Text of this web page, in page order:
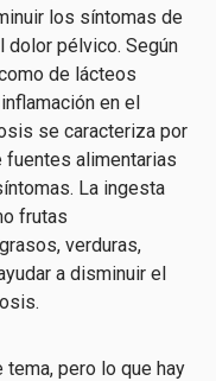
los síntomas de
dolor pélvico. Según
de lácteos
en el
se caracteriza por
fuentes alimentarias
La ingesta
frutas
verduras,
a disminuir el
pero lo que hay